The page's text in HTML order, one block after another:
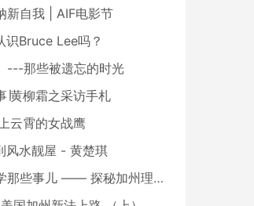
新自我 | AIF电影节
识Bruce Lee吗？
---那些被遗忘的时光
∣黄柳霜之采访手札
云霄的女战鹰
风水靓屋 - 黄楚琪
事儿 —— 探秘加州理工学院Caltech博士生活 [上集]